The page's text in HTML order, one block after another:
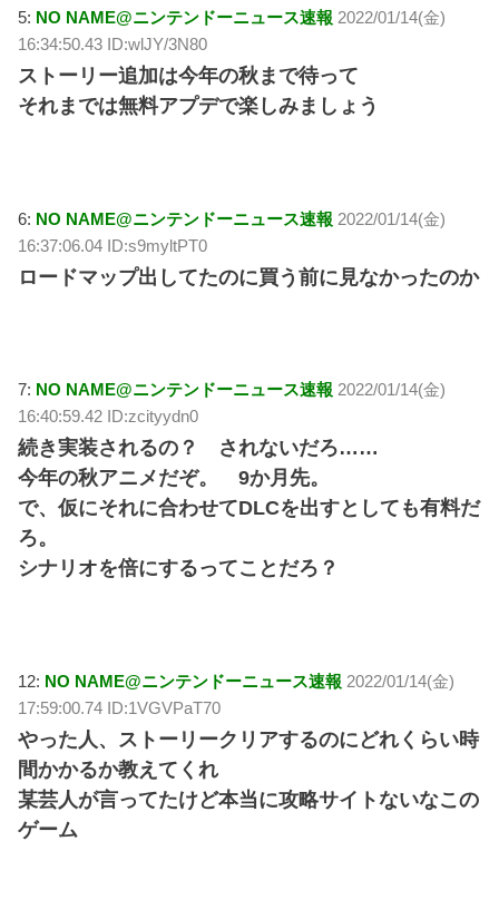
5: NO NAME@ニンテンドーニュース速報 2022/01/14(金)
16:34:50.43 ID:wlJY/3N80
ストーリー追加は今年の秋まで待って
それまでは無料アプデで楽しみましょう
6: NO NAME@ニンテンドーニュース速報 2022/01/14(金)
16:37:06.04 ID:s9myltPT0
ロードマップ出してたのに買う前に見なかったのか
7: NO NAME@ニンテンドーニュース速報 2022/01/14(金)
16:40:59.42 ID:zcityydn0
続き実装されるの？ されないだろ……
今年の秋アニメだぞ。 9か月先。
で、仮にそれに合わせてDLCを出すとしても有料だ
ろ。
シナリオを倍にするってことだろ？
12: NO NAME@ニンテンドーニュース速報 2022/01/14(金)
17:59:00.74 ID:1VGVPaT70
やった人、ストーリークリアするのにどれくらい時
間かかるか教えてくれ
某芸人が言ってたけど本当に攻略サイトないなこの
ゲーム